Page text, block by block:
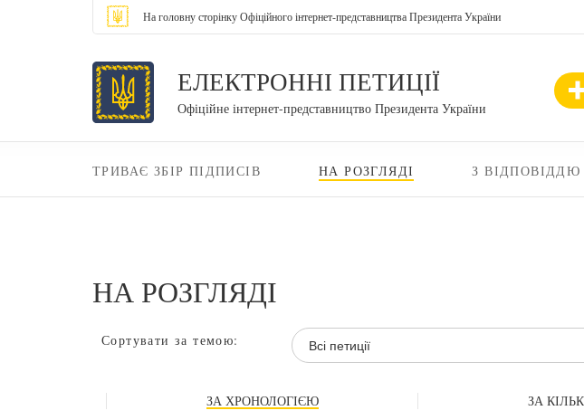
На головну сторінку Офіційного інтернет-представництва Президента України
ЕЛЕКТРОННІ ПЕТИЦІЇ
Офіційне інтернет-представництво Президента України
ТРИВАЄ ЗБІР ПІДПИСІВ НА РОЗГЛЯДІ З ВІДПОВІДДЮ
НА РОЗГЛЯДІ
Сортувати за темою: Всі петиції
ЗА ХРОНОЛОГІЄЮ ЗА